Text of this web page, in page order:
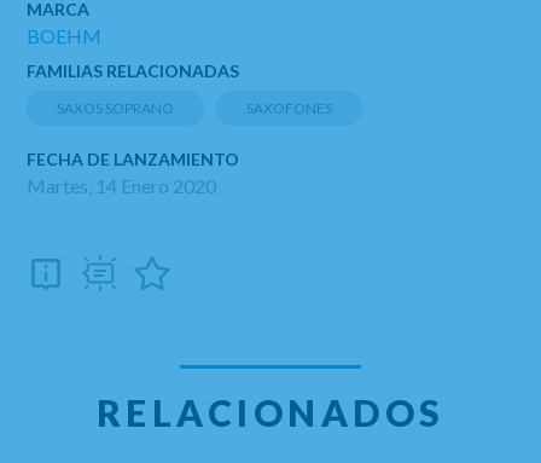
MARCA
BOEHM
FAMILIAS RELACIONADAS
SAXOS SOPRANO SAXOFONES
FECHA DE LANZAMIENTO
Martes, 14 Enero 2020
RELACIONADOS